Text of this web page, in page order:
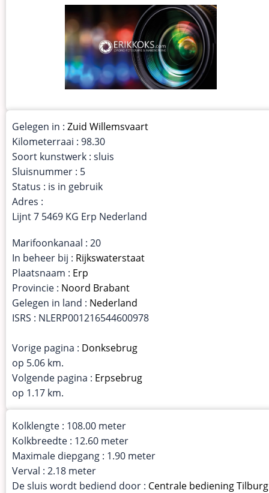
Gelegen in : Zuid Willemsvaart
Kilometerraai : 98.30
Soort kunstwerk : sluis
Sluisnummer : 5
Status : is in gebruik
Adres :
Lijnt 7 5469 KG Erp Nederland
Marifoonkanaal : 20
In beheer bij : Rijkswaterstaat
Plaatsnaam : Erp
Provincie : Noord Brabant
Gelegen in land : Nederland
ISRS : NLERP001216544600978
Vorige pagina : Donksebrug
op 5.06 km.
Volgende pagina : Erpsebrug
op 1.17 km.
Kolklengte : 108.00 meter
Kolkbreedte : 12.60 meter
Maximale diepgang : 1.90 meter
Verval : 2.18 meter
De sluis wordt bediend door : Centrale bediening Tilburg